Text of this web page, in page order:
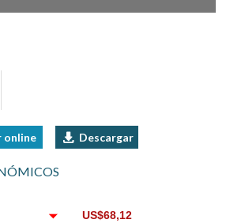
online Descargar
US$68,12